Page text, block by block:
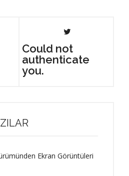
Could not
authenticate
you.
Ekran Görüntüleri